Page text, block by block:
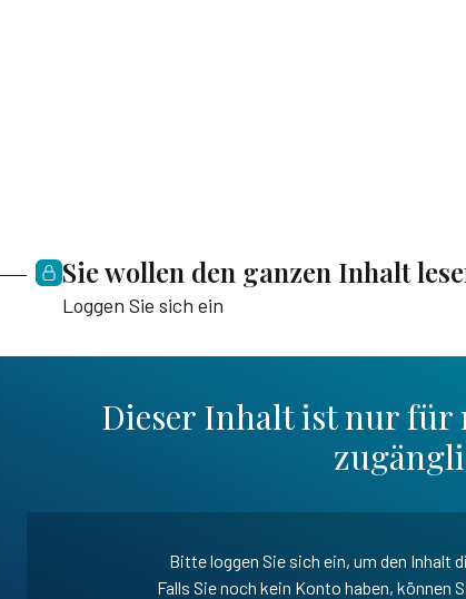
Sie wollen den ganzen Inhalt
Loggen Sie sich ein
Dieser Inhalt ist nur
Bitte loggen Sie sich ein, um den Inhalt
Falls Sie noch kein Konto haben, können